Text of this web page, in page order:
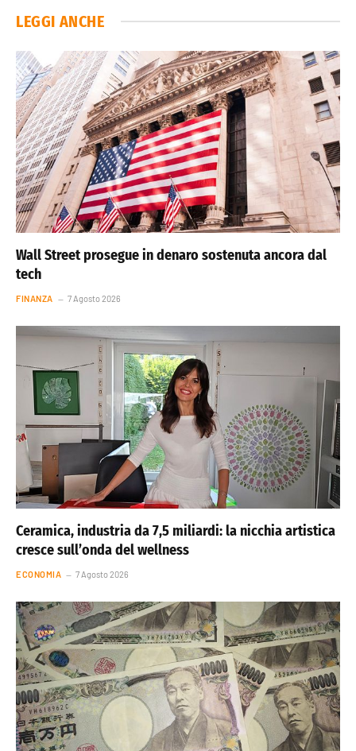
LEGGI ANCHE
Wall Street prosegue in denaro sostenuta ancora dal
tech
FINANZA 7 Agosto 2026
Ceramica, industria da 7,5 miliardi: la nicchia artistica
cresce sull’onda del wellness
ECONOMIA 7 Agosto 2026